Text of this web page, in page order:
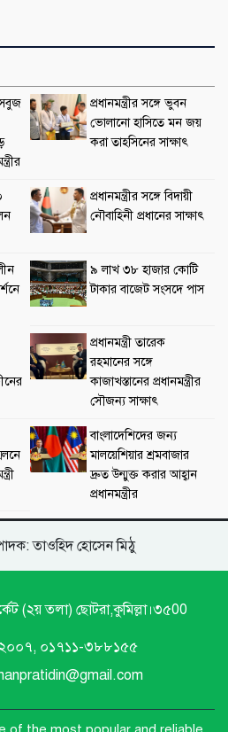
প্রধানমন্ত্রীর সঙ্গে ভুবন
ভোলানো হাসিতে মন জয়
করা তাহসিনের সাক্ষাৎ
প্রধানমন্ত্রীর সঙ্গে বিদায়ী
নৌবাহিনী প্রধানের সাক্ষাৎ
৯ লাখ ৩৮ হাজার কোটি
টাকার বাজেট সংসদে পাস
প্রধানমন্ত্রী তারেক
রহমানের সঙ্গে
কাজাখস্তানের প্রধানমন্ত্রীর
সৌজন্য সাক্ষাৎ
বাংলাদেশিদের জন্য
মালয়েশিয়ার শ্রমবাজার
দ্রুত উন্মুক্ত করার আহ্বান
প্রধানমন্ত্রীর
তাওহিদ হোসেন মিঠু
(২য় তলা) ছোটরা,কুমিল্লা।৩৫00
০১৭১১-৩৮৮১৫৫